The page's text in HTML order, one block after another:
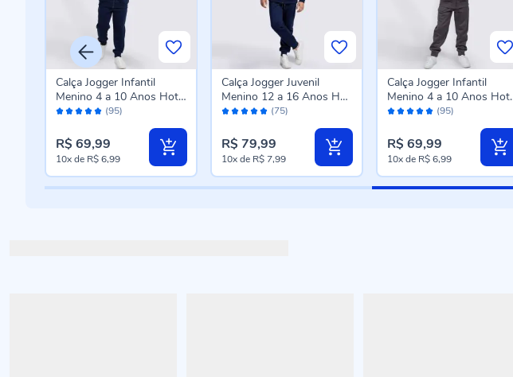
Avaliação: (95)
Calça Jogger Infantil
Menino 4 a 10 Anos Hot
Dog Azul Marinho
R$ 69,99
10xde R$ 6,99
Avaliação: (75)
Calça Jogger Juvenil
Menino 12 a 16 Anos Hot
Dog Marinho
R$ 79,99
10xde R$ 7,99
Avaliação: (95)
Calça Jogger Infantil
Menino 4 a 10 Anos Hot
Dog Chumbo
R$ 69,99
10xde R$ 6,99